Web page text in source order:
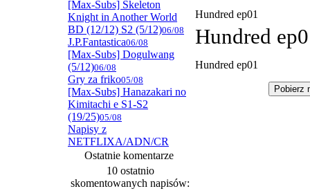
[Max-Subs] Skeleton
Knight in Another World
BD (12/12) S2 (5/12)06/08
J.P.Fantastica06/08
[Max-Subs] Dogulwang
(5/12)06/08
Gry za friko05/08
[Max-Subs] Hanazakari no
Kimitachi e S1-S2
(19/25)05/08
Napisy z
NETFLIXA/ADN/CR
Ostatnie komentarze
10 ostatnio
skomentowanych napisów:
Hundred ep01
Hundred
Hundred ep01